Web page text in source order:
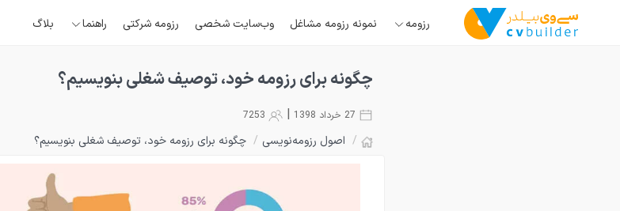
رزومه نمونه رزومه مشاغل وب‌سایت شخصی رزومه شرکتی راهنما بلاگ
چگونه برای رزومه خود، توصیف شغلی بنویسیم؟
|
/ اصول رزومه‌نویسی / چگونه برای رزومه خود، توصیف شغلی بنویسیم؟